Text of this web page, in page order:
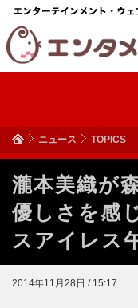
ニュース TOPICS
瀧本美織が
優しさを感
スアイレス
2014年11月28日 / 15:17